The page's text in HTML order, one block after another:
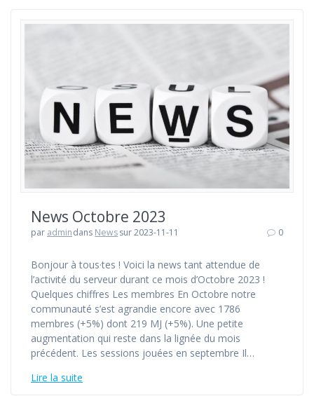
News Octobre 2023
par admindans Newssur 2023-11-11 0
Bonjour à tous·tes ! Voici la news tant attendue de
l’activité du serveur durant ce mois d’Octobre 2023 !
Quelques chiffres Les membres En Octobre notre
communauté s’est agrandie encore avec 1786
membres (+5%) dont 219 MJ (+5%). Une petite
augmentation qui reste dans la lignée du mois
précédent. Les sessions jouées en septembre Il…
Lire la suite